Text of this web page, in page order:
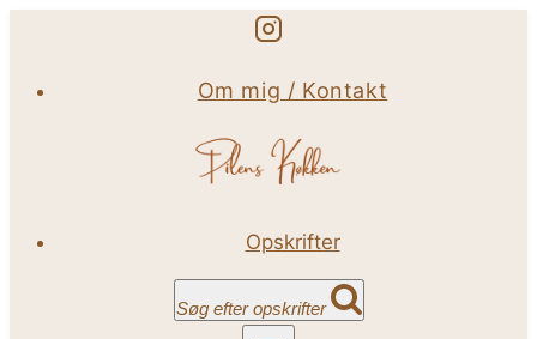
indhold
Om mig / Kontakt
Opskrifter
Søg efter opskrifter